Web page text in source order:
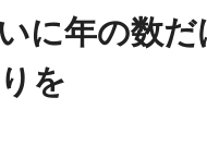
に年の数
を